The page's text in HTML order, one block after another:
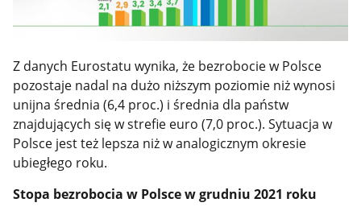
Z danych Eurostatu wynika, że bezrobocie w Polsce
pozostaje nadal na dużo niższym poziomie niż wynosi
unijna średnia (6,4 proc.) i średnia dla państw
znajdujących się w strefie euro (7,0 proc.). Sytuacja w
Polsce jest też lepsza niż w analogicznym okresie
ubiegłego roku.
Stopa bezrobocia w Polsce w grudniu 2021 roku